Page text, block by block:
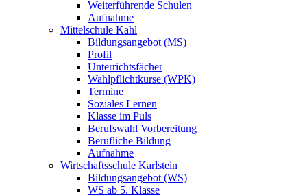
Weiterführende Schulen
Aufnahme
Mittelschule Kahl
Bildungsangebot (MS)
Profil
Unterrichtsfächer
Wahlpflichtkurse (WPK)
Termine
Soziales Lernen
Klasse im Puls
Berufswahl Vorbereitung
Berufliche Bildung
Aufnahme
Wirtschaftsschule Karlstein
Bildungsangebot (WS)
WS ab 5. Klasse